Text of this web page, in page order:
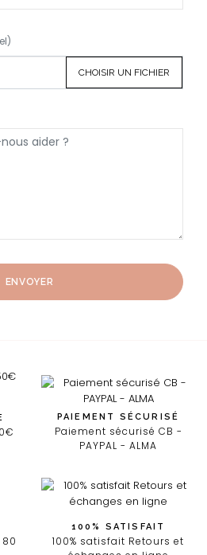
PAIEMENT SÉCURISÉ
Paiement sécurisé CB -
PAYPAL - ALMA
100% SATISFAIT
100% satisfait Retours et